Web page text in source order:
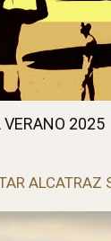
VERANO 2025
ALCATRAZ